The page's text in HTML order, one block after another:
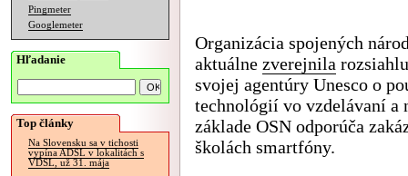
Pingmeter
Googlemeter
Hľadanie
Top články
Na Slovensku sa v tichosti
vypína ADSL v lokalitách s
VDSL, už 31. mája
Organizácia spojených
aktuálne zverejnila
svojej agentúry Unesco o
technológií vo vzdelávaní a
základe OSN odporúča
školách smartfóny.